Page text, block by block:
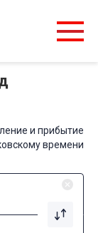
и прибытие
времени